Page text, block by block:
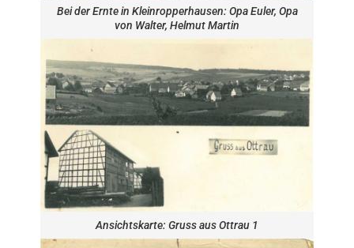
Bei der Ernte in Kleinropperhausen: Opa Euler, Opa
von Walter, Helmut Martin
Ansichtskarte: Gruss aus Ottrau 1